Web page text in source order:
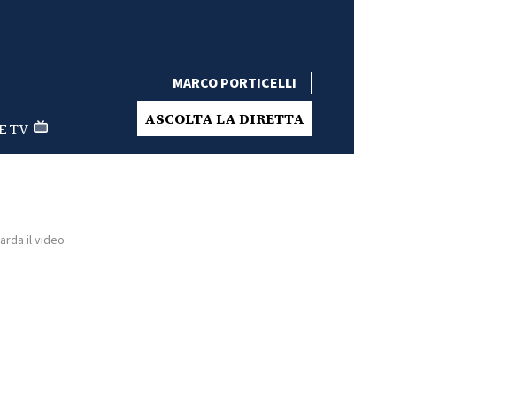
TV
MARCO PORTICELLI
ASCOLTA LA DIRETTA
il video